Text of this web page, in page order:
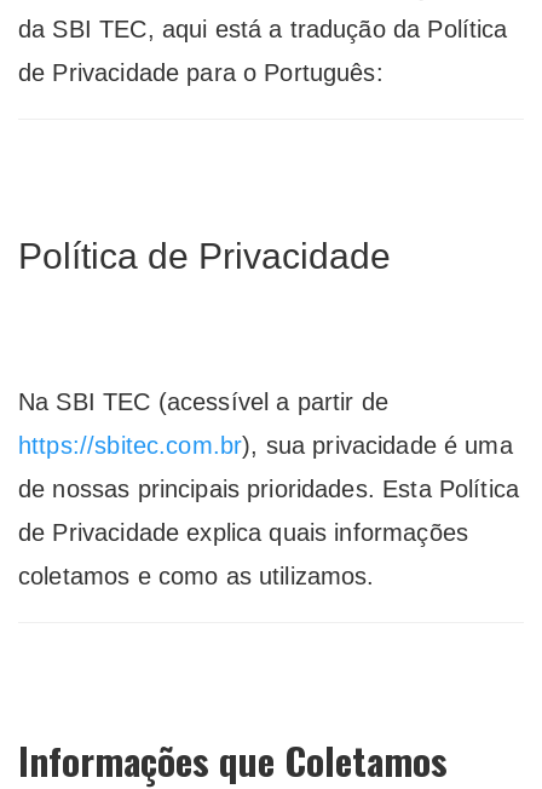
da SBI TEC, aqui está a tradução da Política
de Privacidade para o Português:
Política de Privacidade
Na SBI TEC (acessível a partir de
https://sbitec.com.br), sua privacidade é uma
de nossas principais prioridades. Esta Política
de Privacidade explica quais informações
coletamos e como as utilizamos.
Informações que Coletamos